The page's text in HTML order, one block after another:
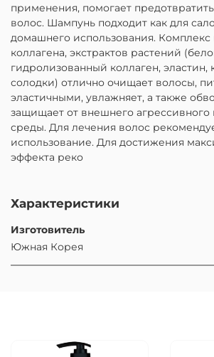
применения, помогает
волос. Шампунь подходит как для
домашнего использования. Комплекс
коллагена, экстрактов растений
гидролизованный коллаген, эластин,
солодки) отлично очищает волосы,
эластичными, увлажняет, а также
защищает от внешнего агрессивного
среды. Для лечения волос
использование. Для достижения
эффекта реко
Характеристики
Изготовитель
Южная Корея